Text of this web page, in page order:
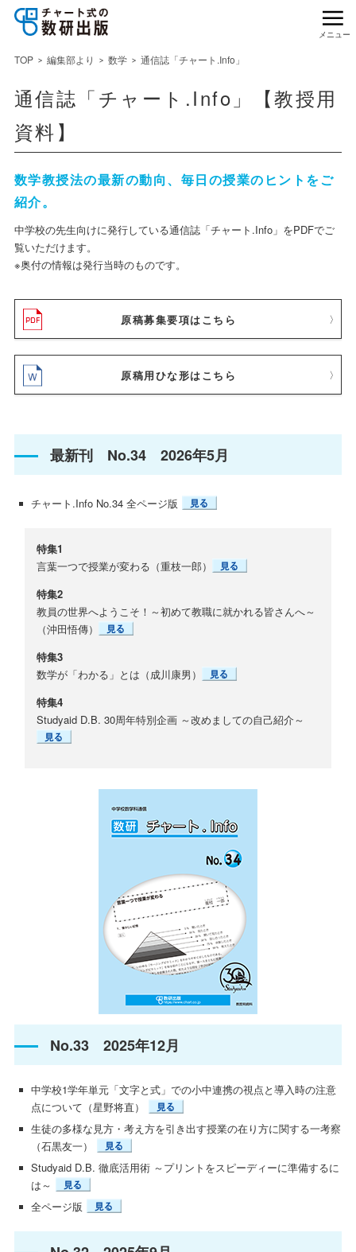
メニュー
TOP 編集部より 数学 通信誌「チャート.Info」
通信誌「チャート.Info」【教授用
資料】
数学教授法の最新の動向、毎日の授業のヒントをご
紹介。
中学校の先生向けに発行している通信誌「チャート.Info」をPDFでご
覧いただけます。
※奥付の情報は発行当時のものです。
原稿募集要項はこちら
原稿用ひな形はこちら
最新刊 No.34 2026年5月
チャート.Info No.34 全ページ版
特集1
言葉一つで授業が変わる（重枝一郎）
特集2
教員の世界へようこそ！～初めて教職に就かれる皆さんへ～
（沖田悟傳）
特集3
数学が「わかる」とは（成川康男）
特集4
Studyaid D.B. 30周年特別企画 ～改めましての自己紹介～
No.33 2025年12月
中学校1学年単元「文字と式」での小中連携の視点と導入時の注意
点について（星野将直）
生徒の多様な見方・考え方を引き出す授業の在り方に関する一考察
（石黒友一）
Studyaid D.B. 徹底活用術 ～プリントをスピーディーに準備するに
は～
全ページ版